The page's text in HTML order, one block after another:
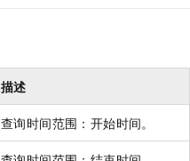
描述
查询时间范围：开始时间。